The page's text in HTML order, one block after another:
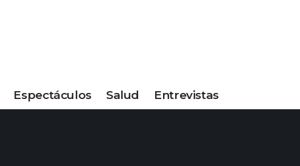
Espectáculos Salud Entrevistas